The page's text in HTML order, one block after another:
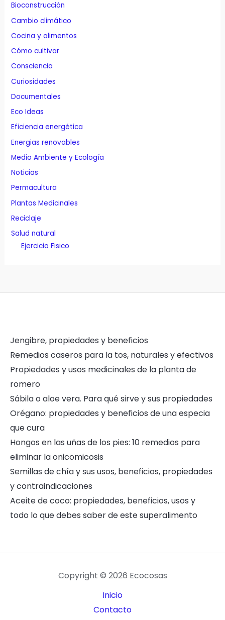
Bioconstrucción
Cambio climático
Cocina y alimentos
Cómo cultivar
Consciencia
Curiosidades
Documentales
Eco Ideas
Eficiencia energética
Energias renovables
Medio Ambiente y Ecología
Noticias
Permacultura
Plantas Medicinales
Reciclaje
Salud natural
Ejercicio Fisico
Jengibre, propiedades y beneficios
Remedios caseros para la tos, naturales y efectivos
Propiedades y usos medicinales de la planta de
romero
Sábila o aloe vera. Para qué sirve y sus propiedades
Orégano: propiedades y beneficios de una especia
que cura
Hongos en las uñas de los pies: 10 remedios para
eliminar la onicomicosis
Semillas de chía y sus usos, beneficios, propiedades
y contraindicaciones
Aceite de coco: propiedades, beneficios, usos y
todo lo que debes saber de este superalimento
Copyright © 2026 Ecocosas
Inicio
Contacto